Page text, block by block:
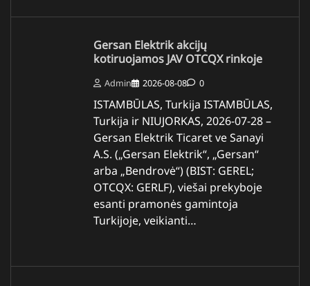
Gersan Elektrik akcijų
kotiruojamos JAV OTCQX rinkoje
Admin 2026-08-08 0
ISTAMBŪLAS, Turkija ISTAMBŪLAS,
Turkija ir NIUJORKAS, 2026-07-28 –
Gersan Elektrik Ticaret ve Sanayi
A.S. („Gersan Elektrik“, „Gersan“
arba „Bendrovė“) (BIST: GEREL;
OTCQX: GERLF), viešai prekyboje
esanti pramonės gamintoja
Turkijoje, veikianti…